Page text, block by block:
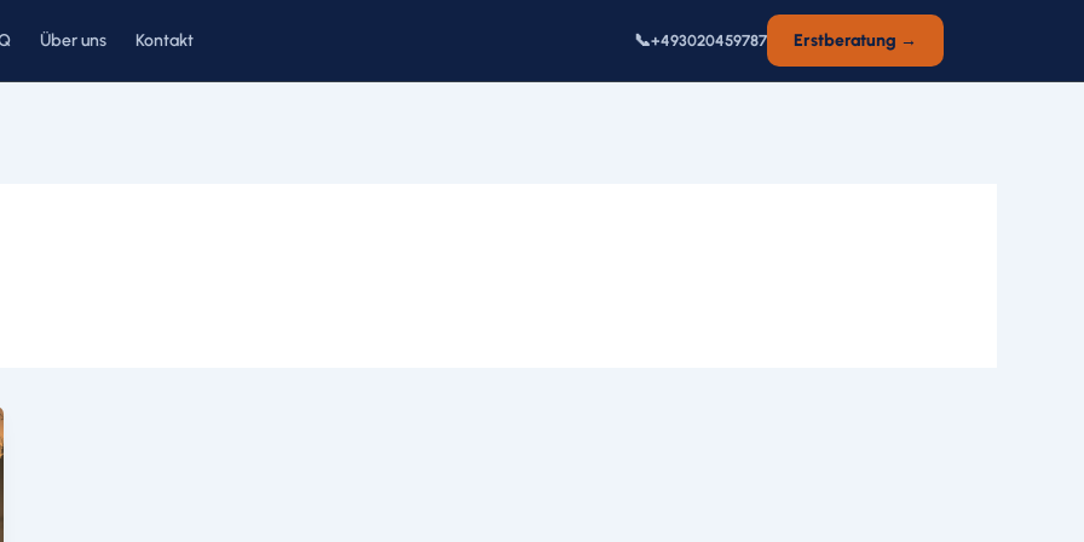
Über uns Kontakt 📞+493020459787 Erstberatung →